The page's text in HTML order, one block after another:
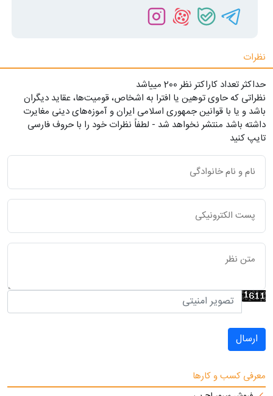
نظرات
حداکثر تعداد کاراکتر نظر 200 ميياشد
نظراتی که حاوی توهین یا افترا به اشخاص، قومیت‌ها، عقاید دیگران
باشد و یا با قوانین جمهوری اسلامی ایران و آموزه‌های دینی مغایرت
داشته باشد منتشر نخواهد شد - لطفاً نظرات خود را با حروف فارسی
تایپ کنید
ارسال
معرفی کسب و کارها